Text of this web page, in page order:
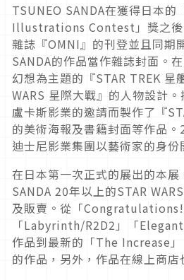
TSUNEO SANDA在獲得日本的
Illustrations Contest」獎之後
雜誌『OMNI』的刊登並且同期
SANDA的作品當作雜誌封面。
幻想為主題的『STAR TREK 星
WARS 星際大戰』的人物設計
盧卡斯影業的邀請而製作了『
的美術海報及書籍封面等作品
迪士尼影業集團以藝術家的身份
在日本第一次正式的展出的本
SANDA 20年以上的STAR
及販賣。從「Congratulations!
「Labyrinth/R2D2」「
作品到最新的「The Increase
的作品，另外，作品在線上商店